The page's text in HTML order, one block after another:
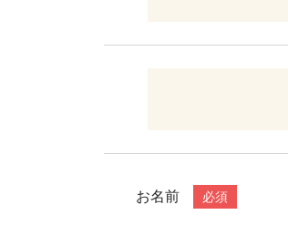
お名前 必須